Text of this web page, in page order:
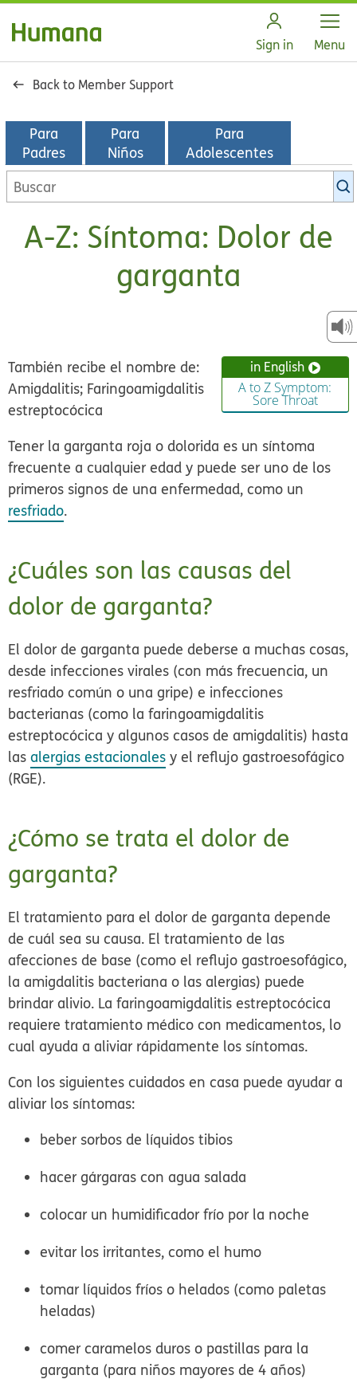
Sign in Open
Menu
Back to Member Support
Para
Padres
Para
Niños
Para
Adolescentes
Buscar
en
biblioteca
A-Z: Síntoma: Dolor de
garganta
in English
A to Z Symptom:
Sore Throat
También recibe el nombre de:
Amigdalitis; Faringoamigdalitis
estreptocócica
Tener la garganta roja o dolorida es un síntoma
frecuente a cualquier edad y puede ser uno de los
primeros signos de una enfermedad, como un
resfriado.
¿Cuáles son las causas del
dolor de garganta?
El dolor de garganta puede deberse a muchas cosas,
desde infecciones virales (con más frecuencia, un
resfriado común o una gripe) e infecciones
bacterianas (como la faringoamigdalitis
estreptocócica y algunos casos de amigdalitis) hasta
lasalergias estacionales y el reflujo gastroesofágico
(RGE).
¿Cómo se trata el dolor de
garganta?
El tratamiento para el dolor de garganta depende
de cuál sea su causa. El tratamiento de las
afecciones de base (como el reflujo gastroesofágico,
la amigdalitis bacteriana o las alergias) puede
brindar alivio. La faringoamigdalitis estreptocócica
requiere tratamiento médico con medicamentos, lo
cual ayuda a aliviar rápidamente los síntomas.
Con los siguientes cuidados en casa puede ayudar a
aliviar los síntomas:
beber sorbos de líquidos tibios
hacer gárgaras con agua salada
colocar un humidificador frío por la noche
evitar los irritantes, como el humo
tomar líquidos fríos o helados (como paletas
heladas)
comer caramelos duros o pastillas para la
garganta (para niños mayores de 4 años)